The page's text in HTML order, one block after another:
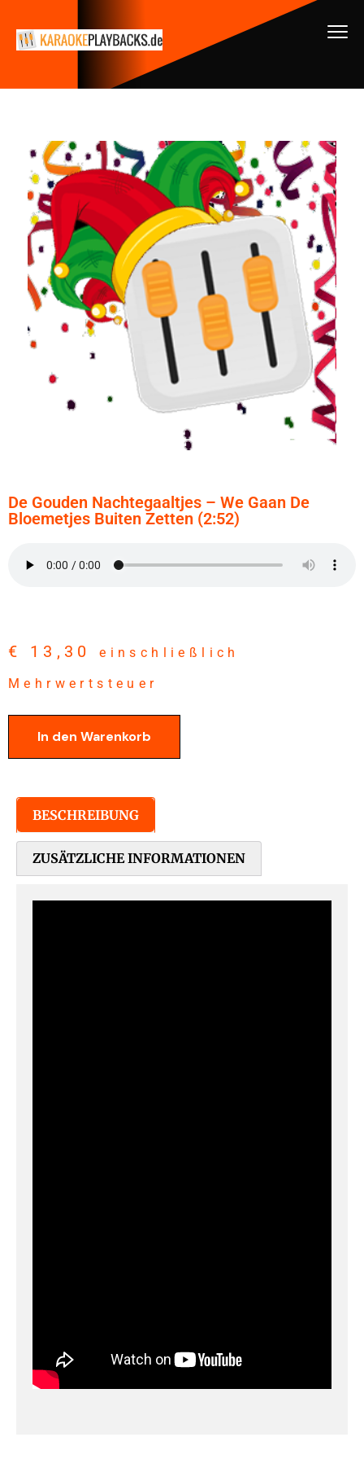
De Gouden Nachtegaaltjes – We Gaan De
Bloemetjes Buiten Zetten (2:52)
€ 13,30
einschließlich
Mehrwertsteuer
In den Warenkorb
BESCHREIBUNG
ZUSÄTZLICHE INFORMATIONEN